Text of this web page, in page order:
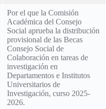
Por el que la Comisión
Académica del Consejo
Social aprueba la distribución
provisional de las Becas
Consejo Social de
Colaboración en tareas de
investigación en
Departamentos e Institutos
Universitarios de
Investigación, curso 2025-
2026.